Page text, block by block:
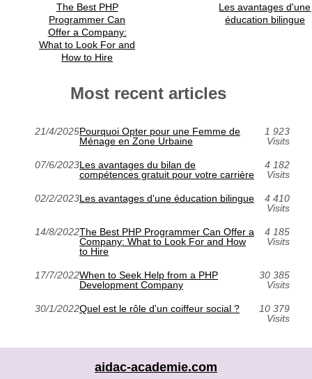
The Best PHP
Programmer Can
Offer a Company:
What to Look For and
How to Hire
Les avantages d'une
éducation bilingue
Most recent articles
21/4/2025Pourquoi Opter pour une Femme de
Ménage en Zone Urbaine
1 923
Visits
07/6/2023Les avantages du bilan de
compétences gratuit pour votre carrière
4 182
Visits
02/2/2023Les avantages d'une éducation bilingue
4 410
Visits
14/8/2022The Best PHP Programmer Can Offer a
Company: What to Look For and How
to Hire
4 185
Visits
17/7/2022When to Seek Help from a PHP
Development Company
30 385
Visits
30/1/2022Quel est le rôle d'un coiffeur social ?
10 379
Visits
aidac-academie.com